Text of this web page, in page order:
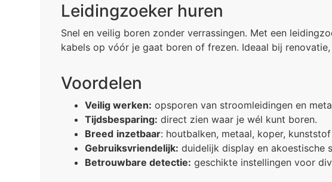
Leidingzoeker huren
Snel en veilig boren zonder verrassingen. Met een
kabels op vóór je gaat boren of frezen. Ideaal bij
Voordelen
Veilig werken: opsporen van stroomleidingen en
Tijdsbesparing: direct zien waar je wél kunt boren.
Breed inzetbaar: houtbalken, metaal, koper,
Gebruiksvriendelijk: duidelijk display en akoestische
Betrouwbare detectie: geschikte instellingen voor